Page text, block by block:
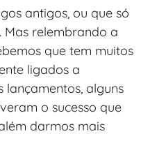
antigos, ou que só
Mas relembrando a
que tem muitos
ligados a
lançamentos, alguns
o sucesso que
darmos mais